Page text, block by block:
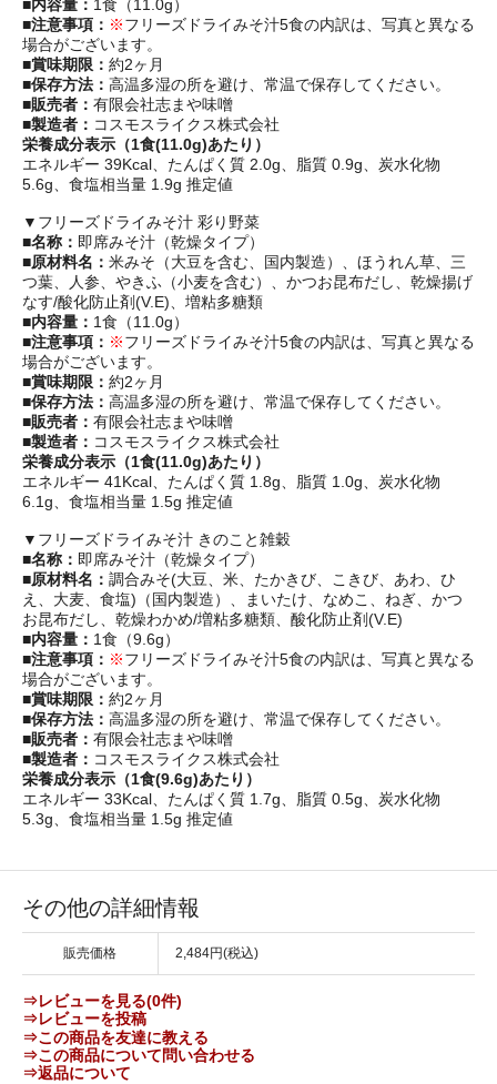
■内容量： 1食（11.0g）
■注意事項： ※フリーズドライみそ汁5食の内訳は、写真と異なる
場合がございます。
■賞味期限： 約2ヶ月
■保存方法： 高温多湿の所を避け、常温で保存してください。
■販売者： 有限会社志まや味噌
■製造者： コスモスライクス株式会社
栄養成分表示（1食(11.0g)あたり）
エネルギー 39Kcal、たんぱく質 2.0g、脂質 0.9g、炭水化物
5.6g、食塩相当量 1.9g 推定値
▼フリーズドライみそ汁 彩り野菜
■名称： 即席みそ汁（乾燥タイプ）
■原材料名： 米みそ（大豆を含む、国内製造）、ほうれん草、三
つ葉、人参、やきふ（小麦を含む）、かつお昆布だし、乾燥揚げ
なす/酸化防止剤(V.E)、増粘多糖類
■内容量： 1食（11.0g）
■注意事項： ※フリーズドライみそ汁5食の内訳は、写真と異なる
場合がございます。
■賞味期限： 約2ヶ月
■保存方法： 高温多湿の所を避け、常温で保存してください。
■販売者： 有限会社志まや味噌
■製造者： コスモスライクス株式会社
栄養成分表示（1食(11.0g)あたり）
エネルギー 41Kcal、たんぱく質 1.8g、脂質 1.0g、炭水化物
6.1g、食塩相当量 1.5g 推定値
▼フリーズドライみそ汁 きのこと雑穀
■名称： 即席みそ汁（乾燥タイプ）
■原材料名： 調合みそ(大豆、米、たかきび、こきび、あわ、ひ
え、大麦、食塩)（国内製造）、まいたけ、なめこ、ねぎ、かつ
お昆布だし、乾燥わかめ/増粘多糖類、酸化防止剤(V.E)
■内容量： 1食（9.6g）
■注意事項： ※フリーズドライみそ汁5食の内訳は、写真と異なる
場合がございます。
■賞味期限： 約2ヶ月
■保存方法： 高温多湿の所を避け、常温で保存してください。
■販売者： 有限会社志まや味噌
■製造者： コスモスライクス株式会社
栄養成分表示（1食(9.6g)あたり）
エネルギー 33Kcal、たんぱく質 1.7g、脂質 0.5g、炭水化物
5.3g、食塩相当量 1.5g 推定値
その他の詳細情報
販売価格 2,484円(税込)
⇒レビューを見る(0件)
⇒レビューを投稿
⇒この商品を友達に教える
⇒この商品について問い合わせる
⇒返品について